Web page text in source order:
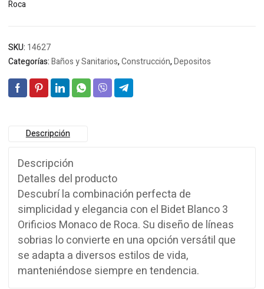
Roca
SKU: 14627
Categorías:Baños y Sanitarios,Construcción,Depositos
Descripción
Descripción
Detalles del producto
Descubrí la combinación perfecta de
simplicidad y elegancia con el Bidet Blanco 3
Orificios Monaco de Roca. Su diseño de líneas
sobrias lo convierte en una opción versátil que
se adapta a diversos estilos de vida,
manteniéndose siempre en tendencia.